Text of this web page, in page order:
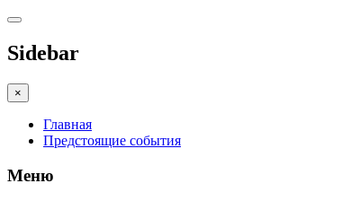
Sidebar
×
Главная
Предстоящие события
Меню